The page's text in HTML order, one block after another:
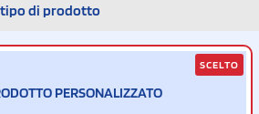
tipo di prodotto
PERSONALIZZATO
SCELTO